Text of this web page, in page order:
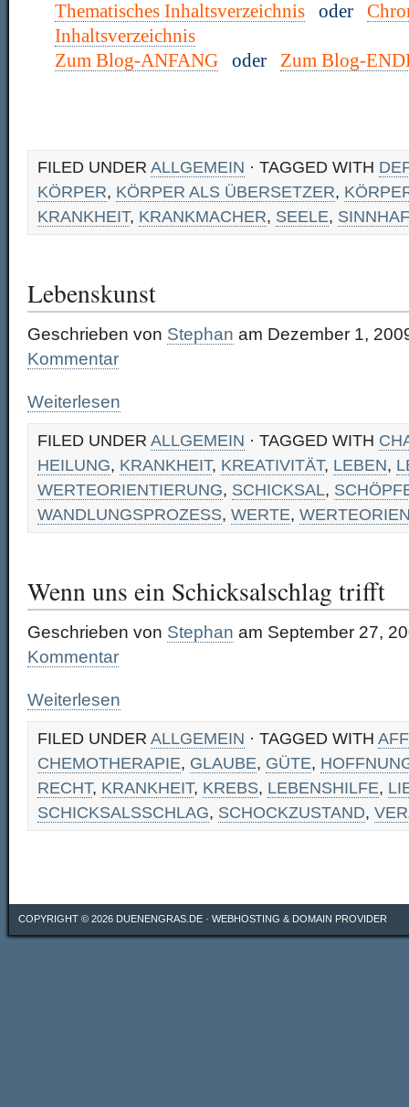
Thematisches Inhaltsverzeichnis
oder
Inhaltsverzeichnis
Zum Blog-ANFANG
oder Zum Blog-
FILED UNDER ALLGEMEIN · TAGGED WITH
KÖRPER, KÖRPER ALS ÜBERSETZER,
KRANKHEIT, KRANKMACHER, SEELE,
Lebenskunst
Geschrieben von Stephan am Dezember 1,
Kommentar
Weiterlesen
FILED UNDER ALLGEMEIN · TAGGED WITH
HEILUNG, KRANKHEIT, KREATIVITÄT, LEBEN,
WERTEORIENTIERUNG, SCHICKSAL,
WANDLUNGSPROZESS, WERTE,
Wenn uns ein Schicksalschlag trifft
Geschrieben von Stephan am September 27,
Kommentar
Weiterlesen
FILED UNDER ALLGEMEIN · TAGGED WITH
CHEMOTHERAPIE, GLAUBE, GÜTE,
RECHT, KRANKHEIT, KREBS, LEBENSHILFE,
SCHICKSALSSCHLAG, SCHOCKZUSTAND,
COPYRIGHT © 2026 DUENENGRAS.DE · WEBHOSTING & DOMAIN PROVIDER